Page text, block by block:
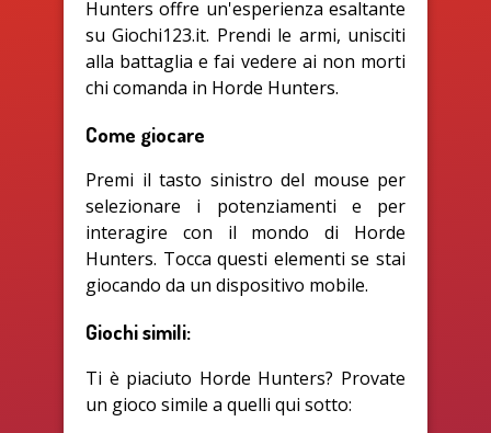
Hunters offre un'esperienza esaltante
su Giochi123.it. Prendi le armi, unisciti
alla battaglia e fai vedere ai non morti
chi comanda in Horde Hunters.
Come giocare
Premi il tasto sinistro del mouse per
selezionare i potenziamenti e per
interagire con il mondo di Horde
Hunters. Tocca questi elementi se stai
giocando da un dispositivo mobile.
Giochi simili:
Ti è piaciuto Horde Hunters? Provate
un gioco simile a quelli qui sotto: